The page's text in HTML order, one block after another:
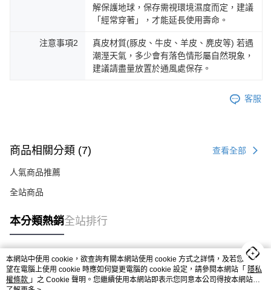
解保護地球，保存需視環境濕度而定，建議
「經常穿著」，才能延長使用壽命。
注意事項2
真皮材質(豚皮、牛皮、羊皮、麂皮等) 若遇
潮溼天氣，多少會有落色情形屬自然現象，
建議請盡量放置於通風處保存。
客服
商品相關分類 (7) 查看全部
人氣商品推薦
全站商品
本分類熱銷全站排行
熱門標籤
本網站中使用 cookie，欲查詢有關本網站使用 cookie 方式之詳情，及若您不希
望在電腦上使用 cookie 時應如何變更電腦的 cookie 設定，請參閱本網站「 隱私
權條款 」之 Cookie 聲明。您繼續使用本網站即表示您同意本公司得按本網站使
( $2000 以上鞋款適用 )
>> 折扣無上限 <<
☕️ 門市官網享受相同折扣